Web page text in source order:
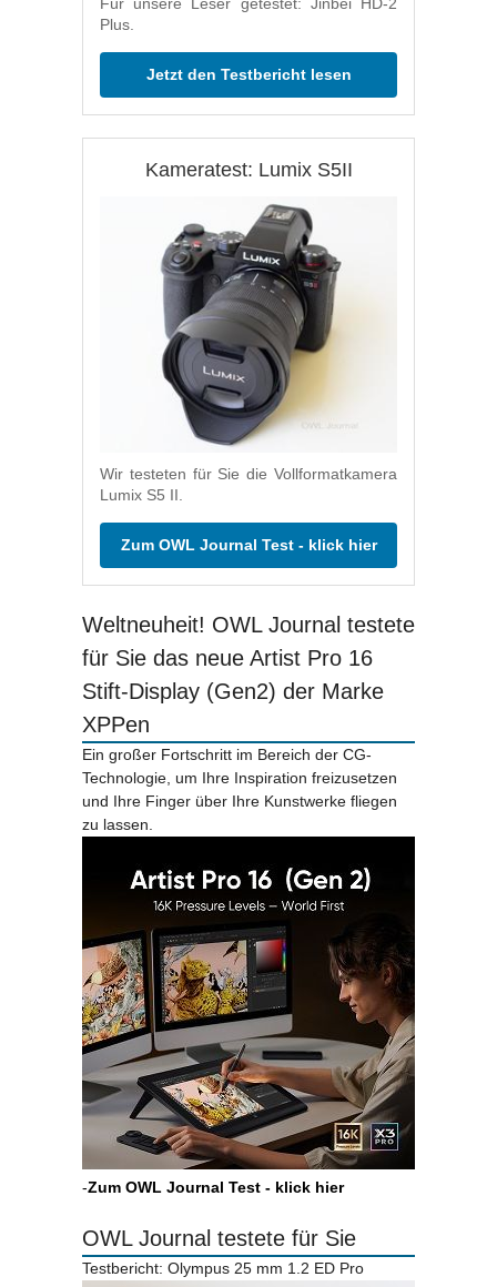
Plus.
Jetzt den Testbericht lesen
Kameratest: Lumix S5II
Wir testeten für Sie die Vollformatkamera
Lumix S5 II.
Zum OWL Journal Test - klick hier
Weltneuheit! OWL Journal testete
für Sie das neue Artist Pro 16
Stift-Display (Gen2) der Marke
XPPen
Ein großer Fortschritt im Bereich der CG-
Technologie, um Ihre Inspiration freizusetzen
und Ihre Finger über Ihre Kunstwerke fliegen
zu lassen.
-Zum OWL Journal Test - klick hier
OWL Journal testete für Sie
Testbericht: Olympus 25 mm 1.2 ED Pro